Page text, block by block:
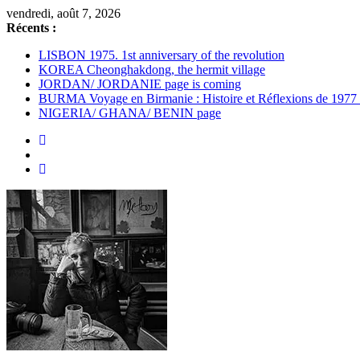
Passer
au
vendredi, août 7, 2026
Récents :
LISBON 1975. 1st anniversary of the revolution
KOREA Cheonghakdong, the hermit village
JORDAN/ JORDANIE page is coming
BURMA Voyage en Birmanie : Histoire et Réflexions de 1977
NIGERIA/ GHANA/ BENIN page